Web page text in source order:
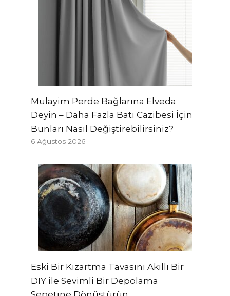
Mülayim Perde Bağlarına Elveda
Deyin – Daha Fazla Batı Cazibesi İçin
Bunları Nasıl Değiştirebilirsiniz?
6 Ağustos 2026
Eski Bir Kızartma Tavasını Akıllı Bir
DIY ile Sevimli Bir Depolama